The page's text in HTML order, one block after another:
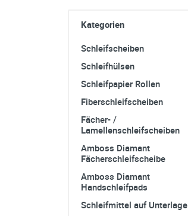
Gewerkeshops
sonstiges/Zubehör
Kategorien
Schleifscheiben
Schleifhülsen
Schleifpapier Rollen
Fiberschleifscheiben
Fächer- /
Lamellenschleifscheiben
Amboss Diamant
Fächerschleifscheibe
Amboss Diamant
Handschleifpads
Schleifmittel auf Unterlage